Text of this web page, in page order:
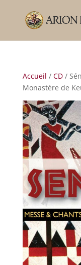
Accueil / CD/
Monastère de